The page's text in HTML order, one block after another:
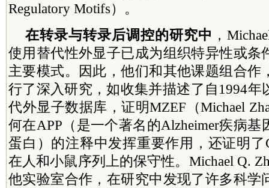
Regulatory Motifs）。
在转录与转录后调控的研究中 ，
使用替代性外显子已成为组织特异性或条
主要模式。因此，他们和其他课题组合作
行了深入研究，如收集并描述了自1994年
代外显子数据库，证明MZEF（Michael
何在APP（是一个著名的Alzheimer疾病基
蛋白）的注释中发挥重要作用，还证明了
在人和小鼠序列上的保守性。Michael Q.
他实验室合作，在研究中发现了许多科学